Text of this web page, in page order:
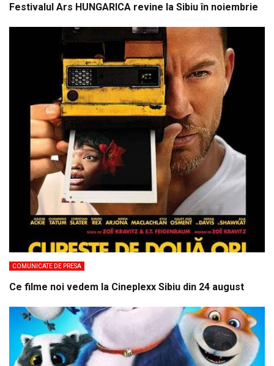
Festivalul Ars HUNGARICA revine la Sibiu în noiembrie
COMUNICATE DE PRESA
Ce filme noi vedem la Cineplexx Sibiu din 24 august